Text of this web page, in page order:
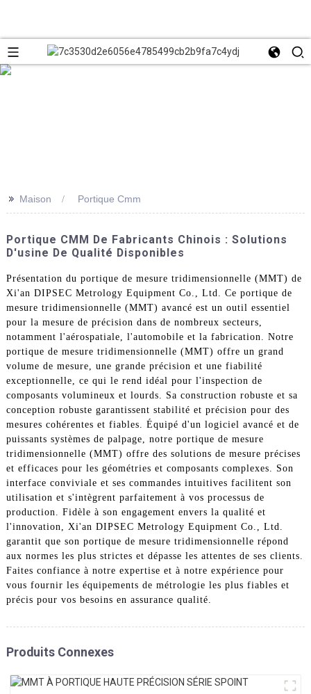
>> Maison Portique Cmm
Portique CMM De Fabricants Chinois : Solutions
D'usine De Qualité Disponibles
Présentation du portique de mesure tridimensionnelle (MMT) de
Xi'an DIPSEC Metrology Equipment Co., Ltd. Ce portique de
mesure tridimensionnelle (MMT) avancé est un outil essentiel
pour la mesure de précision dans de nombreux secteurs,
notamment l'aérospatiale, l'automobile et la fabrication. Notre
portique de mesure tridimensionnelle (MMT) offre un grand
volume de mesure, une grande précision et une fiabilité
exceptionnelle, ce qui le rend idéal pour l'inspection de
composants volumineux et lourds. Sa construction robuste et sa
conception robuste garantissent stabilité et précision pour des
mesures cohérentes et fiables. Équipé d'un logiciel avancé et de
puissants systèmes de palpage, notre portique de mesure
tridimensionnelle (MMT) offre des solutions de mesure précises
et efficaces pour les géométries et composants complexes. Son
interface conviviale et ses commandes intuitives facilitent son
utilisation et s'intègrent parfaitement à vos processus de
production. Fidèle à son engagement envers la qualité et
l'innovation, Xi'an DIPSEC Metrology Equipment Co., Ltd.
garantit que son portique de mesure tridimensionnelle répond
aux normes les plus strictes et dépasse les attentes de ses clients.
Faites confiance à notre expertise et à notre expérience pour
vous fournir les équipements de métrologie les plus fiables et
précis pour vos besoins en assurance qualité.
Produits Connexes